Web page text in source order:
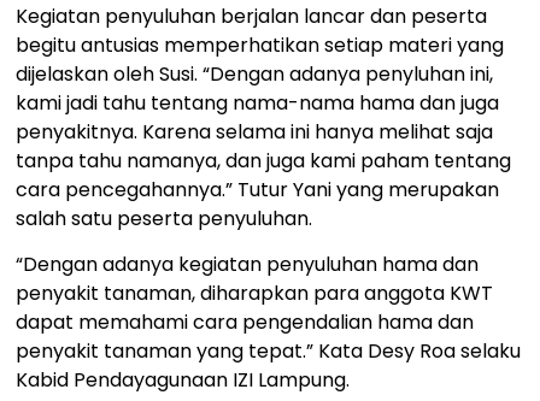
Kegiatan penyuluhan berjalan lancar dan peserta
begitu antusias memperhatikan setiap materi yang
dijelaskan oleh Susi. “Dengan adanya penyluhan ini,
kami jadi tahu tentang nama-nama hama dan juga
penyakitnya. Karena selama ini hanya melihat saja
tanpa tahu namanya, dan juga kami paham tentang
cara pencegahannya.” Tutur Yani yang merupakan
salah satu peserta penyuluhan.
“Dengan adanya kegiatan penyuluhan hama dan
penyakit tanaman, diharapkan para anggota KWT
dapat memahami cara pengendalian hama dan
penyakit tanaman yang tepat.” Kata Desy Roa selaku
Kabid Pendayagunaan IZI Lampung.